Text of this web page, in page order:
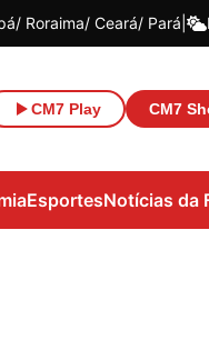
Roraima Ceará Pará
CM7 Play CM7
EsportesNotícias da